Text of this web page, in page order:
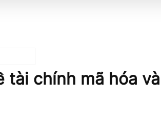
tài chính mã hóa và